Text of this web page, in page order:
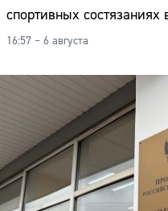
спортивных состязаниях
16:57 – 6 августа